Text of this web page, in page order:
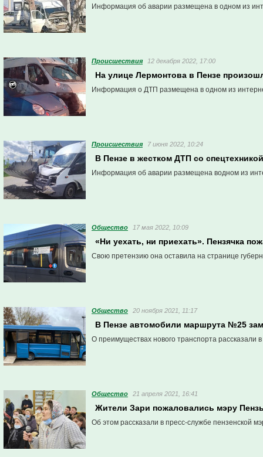
Информация об аварии размещена в одном из
Проиcшествия 12 декабря 2022, 17:00
На улице Лермонтова в Пензе
Информация о ДТП размещена в одном из
Проиcшествия 7 июня 2022, 10:24
В Пензе в жестком ДТП со
Информация об аварии размещена водном из
Общество 17 мая 2022, 10:09
«Ни уехать, ни приехать». Пензячка
Свою претензию она оставила на странице
Общество 20 ноября 2021, 11:17
В Пензе автомобили маршрута №25
О преимуществах нового транспорта рассказали
Общество 21 апреля 2021, 16:41
Жители Зари пожаловались мэру
Об этом рассказали в пресс-службе пензенской